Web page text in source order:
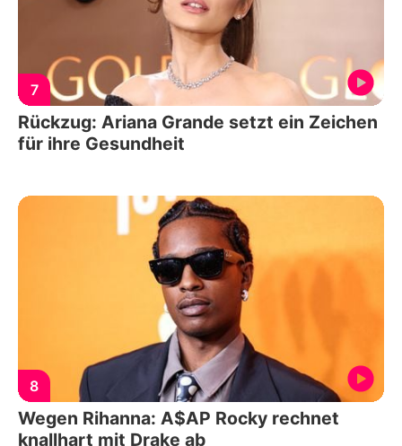
7
Rückzug: Ariana Grande setzt ein Zeichen
für ihre Gesundheit
8
Wegen Rihanna: A$AP Rocky rechnet
knallhart mit Drake ab